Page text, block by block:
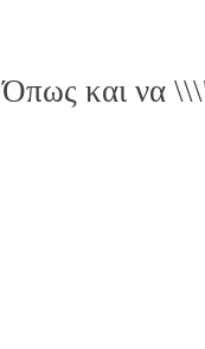
Όπως και να